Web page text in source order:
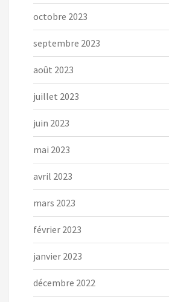
octobre 2023
septembre 2023
août 2023
juillet 2023
juin 2023
mai 2023
avril 2023
mars 2023
février 2023
janvier 2023
décembre 2022